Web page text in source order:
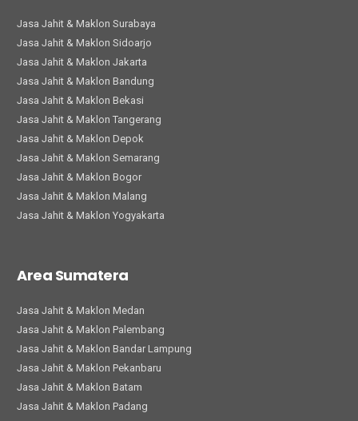
Jasa Jahit & Maklon Surabaya
Jasa Jahit & Maklon Sidoarjo
Jasa Jahit & Maklon Jakarta
Jasa Jahit & Maklon Bandung
Jasa Jahit & Maklon Bekasi
Jasa Jahit & Maklon Tangerang
Jasa Jahit & Maklon Depok
Jasa Jahit & Maklon Semarang
Jasa Jahit & Maklon Bogor
Jasa Jahit & Maklon Malang
Jasa Jahit & Maklon Yogyakarta
Area Sumatera
Jasa Jahit & Maklon Medan
Jasa Jahit & Maklon Palembang
Jasa Jahit & Maklon Bandar Lampung
Jasa Jahit & Maklon Pekanbaru
Jasa Jahit & Maklon Batam
Jasa Jahit & Maklon Padang